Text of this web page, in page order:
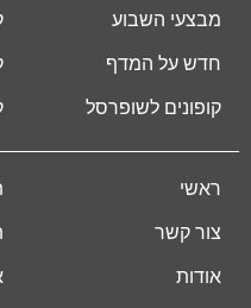
מבצעי השבוע
חדש על המדף
קופונים לשופרסל
ראשי
צור קשר
אודות